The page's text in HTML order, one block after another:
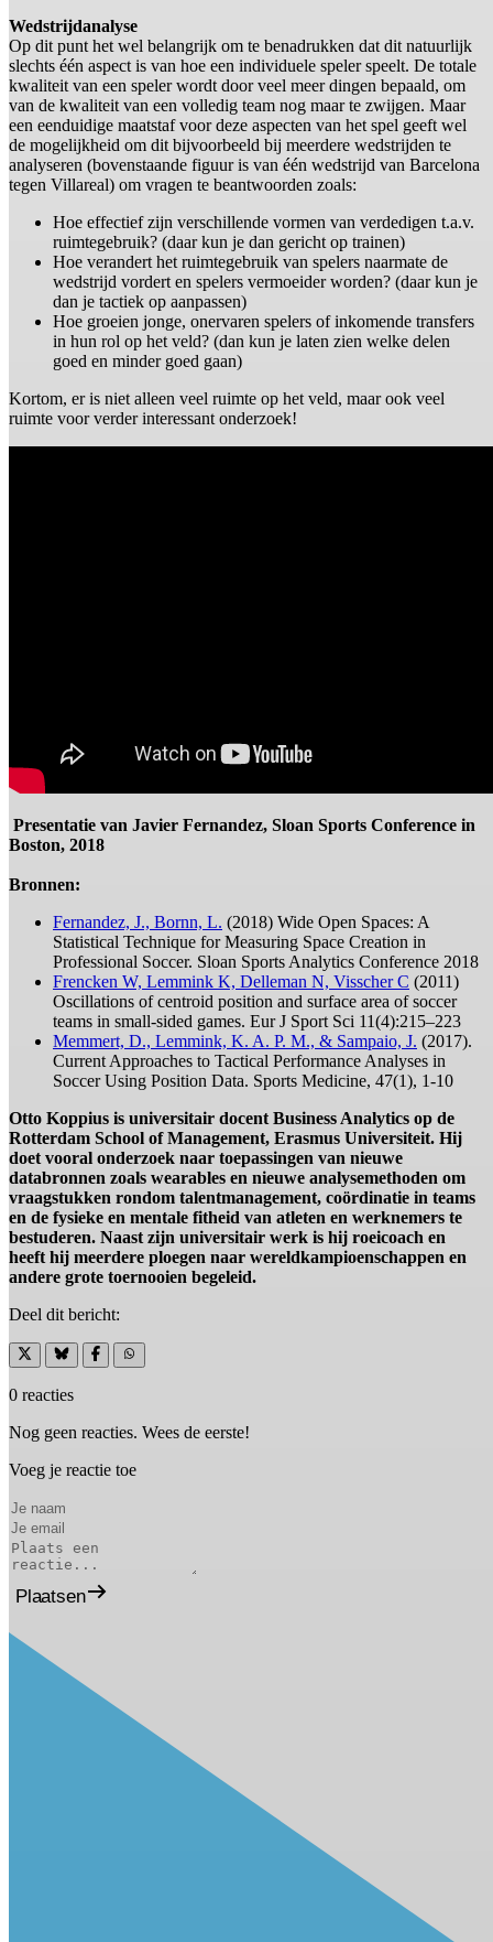
Wedstrijdanalyse
Op dit punt het wel belangrijk om te benadrukken dat dit natuurlijk
slechts één aspect is van hoe een individuele speler speelt. De totale
kwaliteit van een speler wordt door veel meer dingen bepaald, om
van de kwaliteit van een volledig team nog maar te zwijgen. Maar
een eenduidige maatstaf voor deze aspecten van het spel geeft wel
de mogelijkheid om dit bijvoorbeeld bij meerdere wedstrijden te
analyseren (bovenstaande figuur is van één wedstrijd van Barcelona
tegen Villareal) om vragen te beantwoorden zoals:
Hoe effectief zijn verschillende vormen van verdedigen t.a.v.
ruimtegebruik? (daar kun je dan gericht op trainen)
Hoe verandert het ruimtegebruik van spelers naarmate de
wedstrijd vordert en spelers vermoeider worden? (daar kun je
dan je tactiek op aanpassen)
Hoe groeien jonge, onervaren spelers of inkomende transfers
in hun rol op het veld? (dan kun je laten zien welke delen
goed en minder goed gaan)
Kortom, er is niet alleen veel ruimte op het veld, maar ook veel
ruimte voor verder interessant onderzoek!
Presentatie van Javier Fernandez, Sloan Sports Conference in
Boston, 2018
Bronnen:
Fernandez, J., Bornn, L. (2018) Wide Open Spaces: A
Statistical Technique for Measuring Space Creation in
Professional Soccer. Sloan Sports Analytics Conference 2018
Frencken W, Lemmink K, Delleman N, Visscher C (2011)
Oscillations of centroid position and surface area of soccer
teams in small-sided games. Eur J Sport Sci 11(4):215–223
Memmert, D., Lemmink, K. A. P. M., & Sampaio, J. (2017).
Current Approaches to Tactical Performance Analyses in
Soccer Using Position Data. Sports Medicine, 47(1), 1-10
Otto Koppius is universitair docent Business Analytics op de
Rotterdam School of Management, Erasmus Universiteit. Hij
doet vooral onderzoek naar toepassingen van nieuwe
databronnen zoals wearables en nieuwe analysemethoden om
vraagstukken rondom talentmanagement, coördinatie in teams
en de fysieke en mentale fitheid van atleten en werknemers te
bestuderen. Naast zijn universitair werk is hij roeicoach en
heeft hij meerdere ploegen naar wereldkampioenschappen en
andere grote toernooien begeleid.
Deel dit bericht:
0 reacties
Nog geen reacties. Wees de eerste!
Voeg je reactie toe
Plaatsen